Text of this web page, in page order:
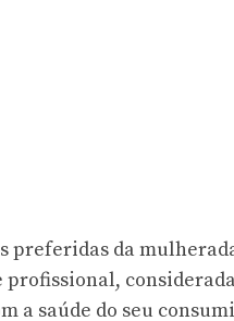
preferidas da
a saúde do seu